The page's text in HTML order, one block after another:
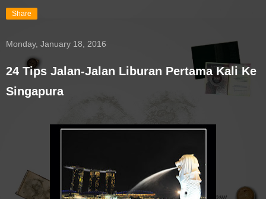
Share
Monday, January 18, 2016
24 Tips Jalan-Jalan Liburan Pertama Kali Ke
Singapura